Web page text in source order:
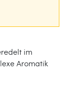
im
Aromatik